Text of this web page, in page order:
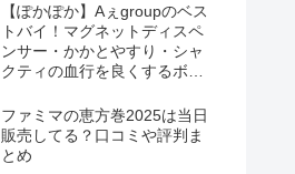
【ぽかぽか】Aぇgroupのベス
トバイ！マグネットディスペ
ンサー・かかとやすり・シャ
クティの血行を良くするボー
ファミマの恵方巻2025は当日
販売してる？口コミや評判ま
とめ